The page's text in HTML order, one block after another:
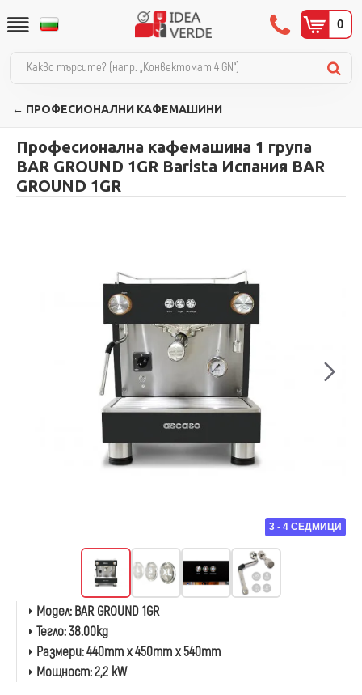
0
← ПРОФЕСИОНАЛНИ КАФЕМАШИНИ
Професионална кафемашина 1 група
BAR GROUND 1GR Barista Испания BAR
GROUND 1GR
3 - 4 СЕДМИЦИ
Модел:BAR GROUND 1GR
Тегло:38.00kg
Размери:440mm x 450mm x 540mm
Мощност:2,2 kW